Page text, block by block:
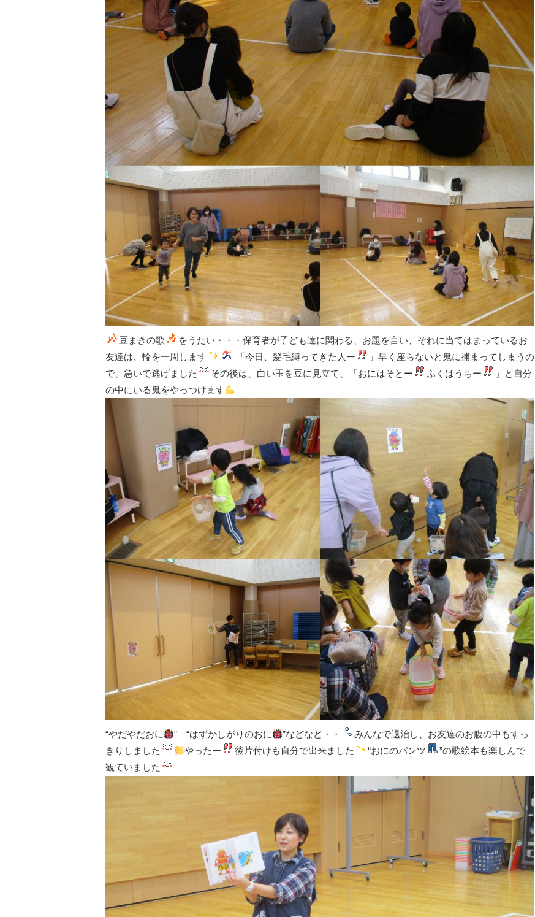
豆まきの歌
をうたい・・・保育者が子ども達に関わる、お題を言い、それに当てはまっているお
友達は、輪を一周します
「今日、髪毛縛ってきた人ー
」早く座らないと鬼に捕まってしまうの
で、急いで逃げました
その後は、白い玉を豆に見立て、「おにはそとー ふくはうちー
」と自分
の中にいる鬼をやっつけます
“やだやだおに ” “はずかしがりのおに ”などなど・・
みんなで退治し、お友達のお腹の中もすっ
きりしました
やったー 後片付けも自分で出来ました “おにのパンツ
”の歌絵本も楽しんで
観ていました